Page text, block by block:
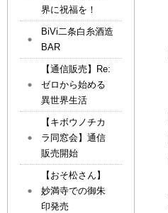
界に祝福を！
BiVi二条白糸酒造
BAR
【通信販売】Re:
ゼロから始める
異世界生活
【キボウノチカ
ラ同窓会】通信
販売開始
【おそ松さん】
妙満寺での御朱
印発売